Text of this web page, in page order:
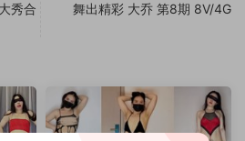
秀合
舞出精彩 大乔 第8期 8V/4G